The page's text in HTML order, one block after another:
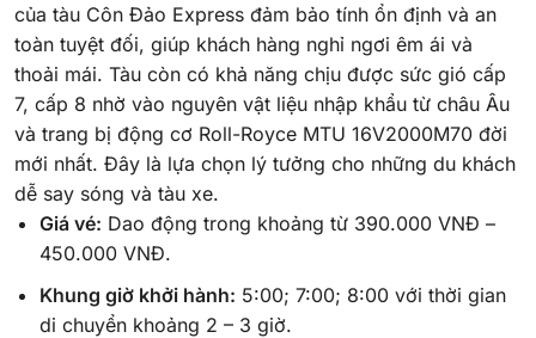
của tàu Côn Đảo Express đảm bảo tính ổn định và an
toàn tuyệt đối, giúp khách hàng nghỉ ngơi êm ái và
thoải mái. Tàu còn có khả năng chịu được sức gió cấp
7, cấp 8 nhờ vào nguyên vật liệu nhập khẩu từ châu Âu
và trang bị động cơ Roll-Royce MTU 16V2000M70 đời
mới nhất. Đây là lựa chọn lý tưởng cho những du khách
dễ say sóng và tàu xe.
Giá vé: Dao động trong khoảng từ 390.000 VNĐ –
450.000 VNĐ.
Khung giờ khởi hành: 5:00; 7:00; 8:00 với thời gian
di chuyển khoảng 2 – 3 giờ.